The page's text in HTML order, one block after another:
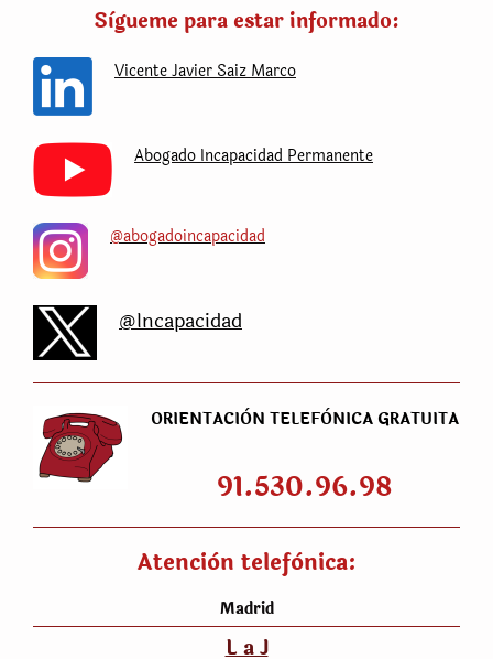
Sìgueme para estar informado:
Vicente Javier Saiz Marco
Abogado Incapacidad Permanente
@abogadoincapacidad
@Incapacidad
ORIENTACIÒN TELEFÒNICA GRATUITA
91.530.96.98
Atenciòn telefònica:
Madrid
L a J